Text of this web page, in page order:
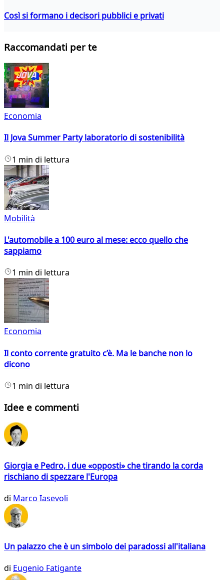
Così si formano i decisori pubblici e privati
Raccomandati per te
Economia
Il Jova Summer Party laboratorio di sostenibilità
1 min di lettura
Mobilità
L'automobile a 100 euro al mese: ecco quello che
sappiamo
1 min di lettura
Economia
Il conto corrente gratuito c’è. Ma le banche non lo
dicono
1 min di lettura
Idee e commenti
Giorgia e Pedro, i due «opposti» che tirando la corda
rischiano di spezzare l'Europa
di Marco Iasevoli
Un palazzo che è un simbolo dei paradossi all'italiana
di Eugenio Fatigante